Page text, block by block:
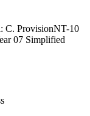
C. ProvisionNT-10
07 Simplified